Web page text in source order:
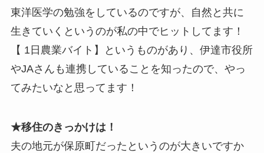
東洋医学の勉強をしているのですが、自然と共に
生きていくというのが私の中でヒットしてます！
【 1日農業バイト】というものがあり、伊達市役所
やJAさんも連携していることを知ったので、やっ
てみたいなと思ってます！
★移住のきっかけは！
夫の地元が保原町だったというのが大きいですか